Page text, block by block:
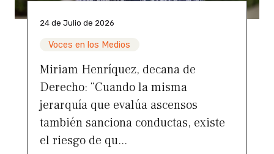
24 de Julio de 2026
Voces en los Medios
Miriam Henríquez, decana de
Derecho: “Cuando la misma
jerarquía que evalúa ascensos
también sanciona conductas, existe
el riesgo de qu...